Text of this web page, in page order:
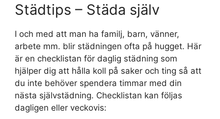
Städtips – Städa själv
I och med att man ha familj, barn, vänner,
arbete mm. blir städningen ofta på hugget. Här
är en checklistan för daglig städning som
hjälper dig att hålla koll på saker och ting så att
du inte behöver spendera timmar med din
nästa självstädning. Checklistan kan följas
dagligen eller veckovis: